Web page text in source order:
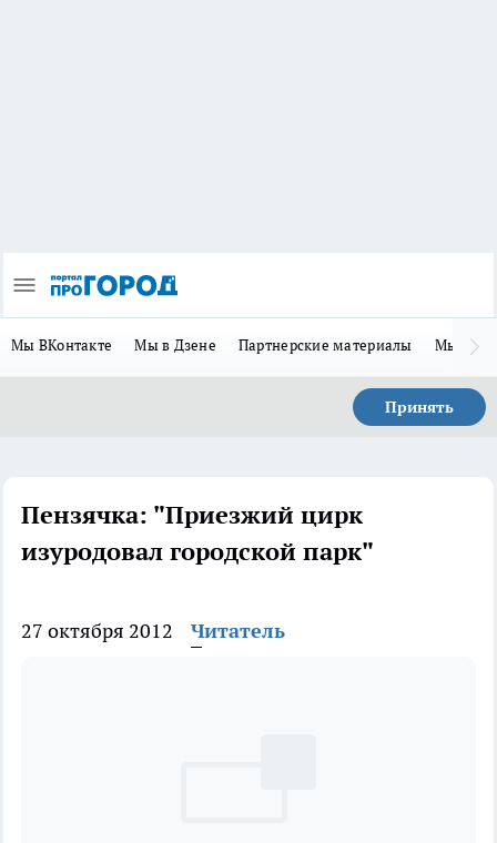
Мы ВКонтакте Мы в Дзене Партнерские материалы Мы в
Принять
Пензячка: "Приезжий цирк
изуродовал городской парк"
27 октября 2012 Читатель